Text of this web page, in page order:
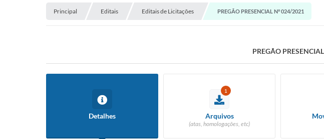
Principal Editais Editais de Licitações PREGÃO PRESENCIAL N° 024/2021
PREGÃO
Detalhes
1
Arquivos
(atas, homologações, etc)